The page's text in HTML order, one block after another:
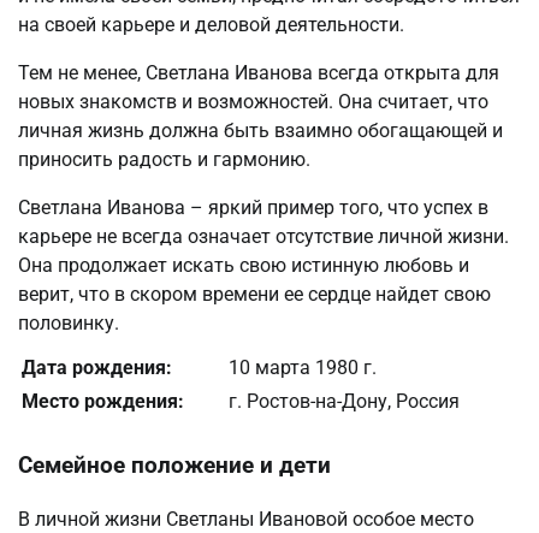
на своей карьере и деловой деятельности.
Тем не менее, Светлана Иванова всегда открыта для
новых знакомств и возможностей. Она считает, что
личная жизнь должна быть взаимно обогащающей и
приносить радость и гармонию.
Светлана Иванова – яркий пример того, что успех в
карьере не всегда означает отсутствие личной жизни.
Она продолжает искать свою истинную любовь и
верит, что в скором времени ее сердце найдет свою
половинку.
Дата рождения:
10 марта 1980 г.
Место рождения:
г. Ростов-на-Дону, Россия
Семейное положение и дети
В личной жизни Светланы Ивановой особое место